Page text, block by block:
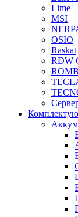
Lime
MSI
OSIO
Raskat
RDW